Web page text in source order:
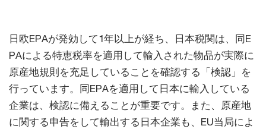
日欧EPAが発効して1年以上が経ち、日本税関は、同E
PAによる特恵税率を適用して輸入された物品が実際に
原産地規則を充足していることを確認する「検認」を
行っています。同EPAを適用して日本に輸入している
企業は、検認に備えることが重要です。また、原産地
に関する申告をして輸出する日本企業も、EU当局によ